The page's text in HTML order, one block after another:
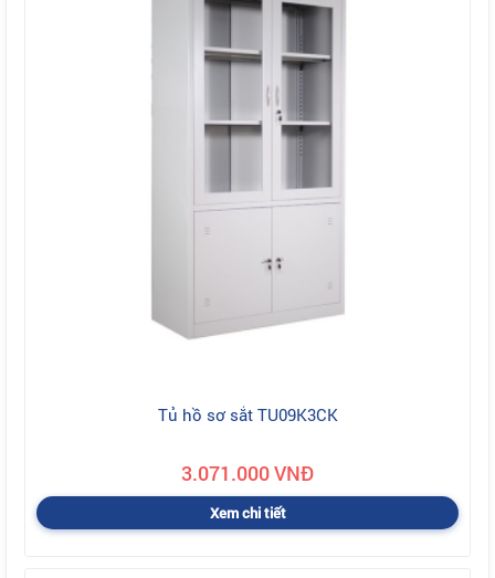
Tủ hồ sơ sắt TU09K3CK
3.071.000 VNĐ
Xem chi tiết